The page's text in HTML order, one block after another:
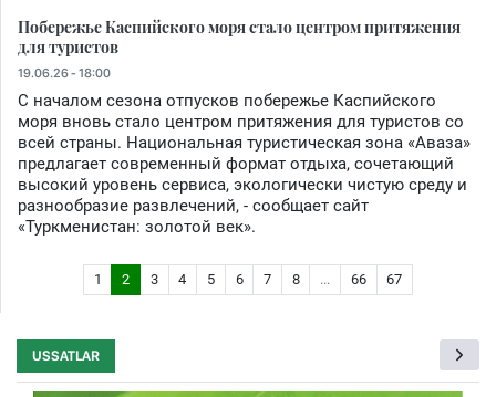
Побережье Каспийского моря стало центром притяжения
для туристов
19.06.26 - 18:00
С началом сезона отпусков побережье Каспийского
моря вновь стало центром притяжения для туристов со
всей страны. Национальная туристическая зона «Аваза»
предлагает современный формат отдыха, сочетающий
высокий уровень сервиса, экологически чистую среду и
разнообразие развлечений, - сообщает сайт
«Туркменистан: золотой век».
1 2 3 4 5 6 7 8 ... 66 67
USSATLAR